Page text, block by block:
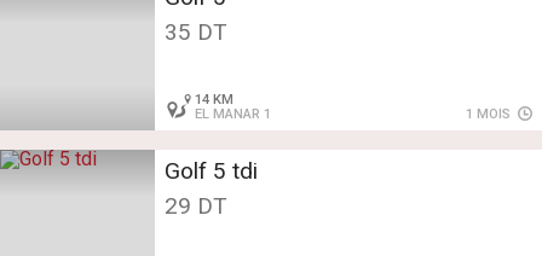
35 DT
14 KM
EL MANAR 1
1 MOIS
Golf 5 tdi
29 DT